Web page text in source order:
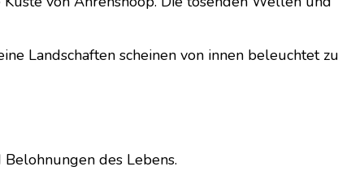
Landschaften scheinen von innen beleuchtet zu
des Lebens.